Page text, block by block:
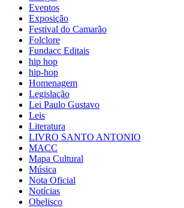
Eventos
Exposição
Festival do Camarão
Folclore
Fundacc Editais
hip hop
hip-hop
Homenagem
Legislação
Lei Paulo Gustavo
Leis
Literatura
LIVRO SANTO ANTONIO
MACC
Mapa Cultural
Música
Nota Oficial
Notícias
Obelisco